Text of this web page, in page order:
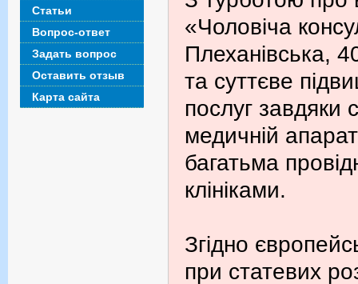
Статьи
Вопрос-ответ
Задать вопрос
Оставить отзыв
Карта сайта
«Чоловіча
Плеханівська,
та суттєве
послуг завдяки
медичній
багатьма
клініками.
Згідно
при статевих